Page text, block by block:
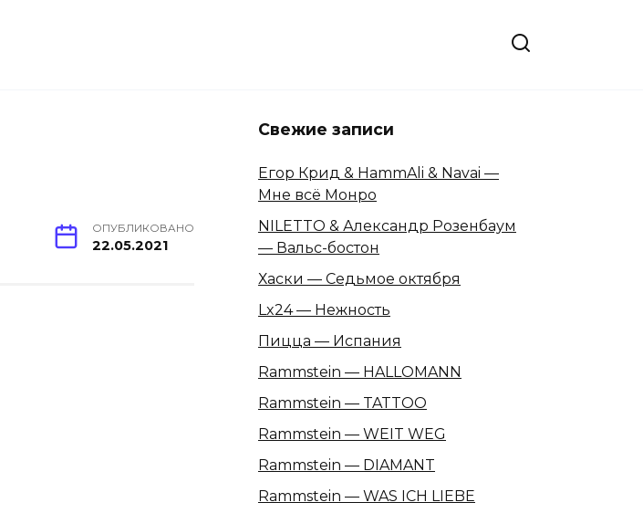
ОПУБЛИКОВАНО
22.05.2021
Свежие записи
Егор Крид & HammAli & Navai —
Мне всё Монро
NILETTO & Александр Розенбаум
— Вальс-бостон
Хаски — Седьмое октября
Lx24 — Нежность
Пицца — Испания
Rammstein — HALLOMANN
Rammstein — TATTOO
Rammstein — WEIT WEG
Rammstein — DIAMANT
Rammstein — WAS ICH LIEBE